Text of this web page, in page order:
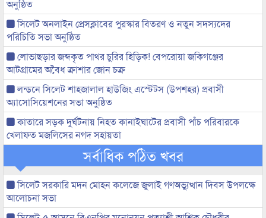
অনুষ্ঠিত
সিলেট অনলাইন প্রেসক্লাবের পুরস্কার বিতরণ ও নতুন সদস্যদের
পরিচিতি সভা অনুষ্ঠিত
লোভাছড়ার জব্দকৃত পাথর চুরির হিড়িক! বেপরোয়া জকিগঞ্জের
আটগ্রামের অবৈধ ক্রাশার জোন চক্র
লন্ডনে সিলেট শাহজালাল হাউজিং এস্টেটস (উপশহর) প্রবাসী
অ্যাসোসিয়েশনের সভা অনুষ্ঠিত
কাতারে সড়ক দুর্ঘটনায় নিহত কানাইঘাটের প্রবাসী পাঁচ পরিবারকে
খেলাফত মজলিসের নগদ সহায়তা
সর্বাধিক পঠিত খবর
সিলেট সরকারি মদন মোহন কলেজে জুলাই গণঅভ্যুত্থান দিবস উপলক্ষে
আলোচনা সভা